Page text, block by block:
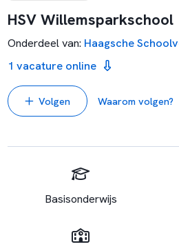
HSV Willemsparkschool
Onderdeel van: Haagsche
1 vacature online
Volgen Waarom volgen?
Basisonderwijs